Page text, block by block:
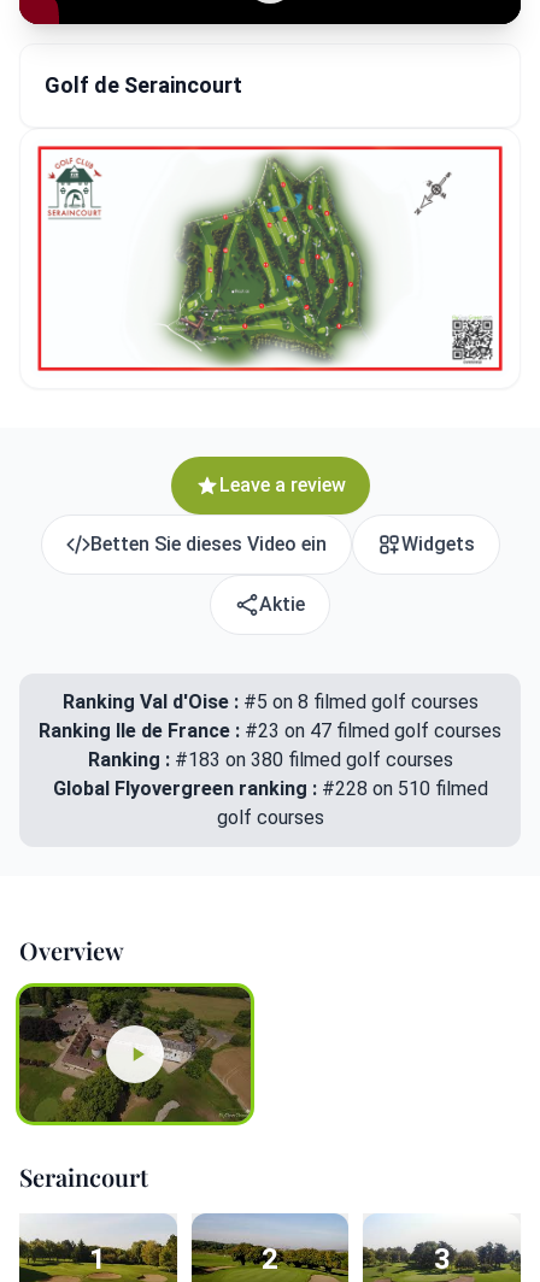
Golf de Seraincourt
Leave a review
Betten Sie dieses Video ein Widgets
Aktie
Ranking Val d'Oise :#5 on 8 filmed golf courses
Ranking Ile de France : #23 on 47 filmed golf courses
Ranking : #183 on 380 filmed golf courses
Global Flyovergreen ranking : #228 on 510 filmed
golf courses
Overview
Seraincourt
1 2 3